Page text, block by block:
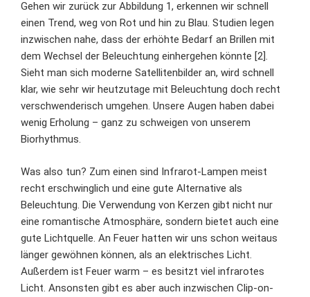
Gehen wir zurück zur Abbildung 1, erkennen wir schnell
einen Trend, weg von Rot und hin zu Blau. Studien legen
inzwischen nahe, dass der erhöhte Bedarf an Brillen mit
dem Wechsel der Beleuchtung einhergehen könnte [2].
Sieht man sich moderne Satellitenbilder an, wird schnell
klar, wie sehr wir heutzutage mit Beleuchtung doch recht
verschwenderisch umgehen. Unsere Augen haben dabei
wenig Erholung – ganz zu schweigen von unserem
Biorhythmus.
Was also tun? Zum einen sind Infrarot-Lampen meist
recht erschwinglich und eine gute Alternative als
Beleuchtung. Die Verwendung von Kerzen gibt nicht nur
eine romantische Atmosphäre, sondern bietet auch eine
gute Lichtquelle. An Feuer hatten wir uns schon weitaus
länger gewöhnen können, als an elektrisches Licht.
Außerdem ist Feuer warm – es besitzt viel infrarotes
Licht. Ansonsten gibt es aber auch inzwischen Clip-on-